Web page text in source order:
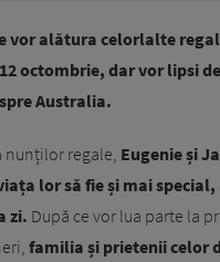
vor alătura celorlalte
octombrie, dar vor lipsi
Australia.
nunților regale, Eugenie și
lor să fie și mai
zi. După ce vor lua parte la
familia și prietenii celor